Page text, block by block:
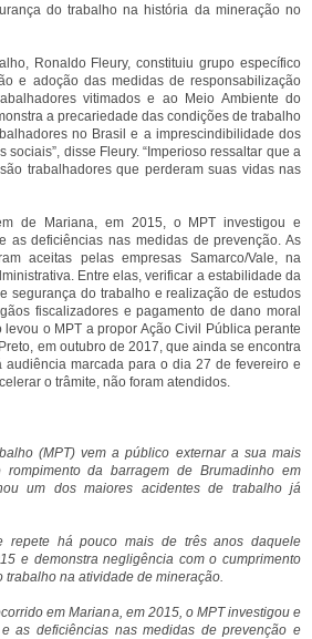
do trabalho na história da mineração no
Ronaldo Fleury, constituiu grupo específico
e adoção das medidas de responsabilização
vitimados e ao Meio Ambiente do
a precariedade das condições de trabalho
no Brasil e a imprescindibilidade dos
sociais”, disse Fleury. “Imperioso ressaltar que a
trabalhadores que perderam suas vidas nas
de Mariana, em 2015, o MPT investigou e
as deficiências nas medidas de prevenção. As
aceitas pelas empresas Samarco/Vale, na
Entre elas, verificar a estabilidade da
segurança do trabalho e realização de estudos
fiscalizadores e pagamento de dano moral
o MPT a propor Ação Civil Pública perante
em outubro de 2017, que ainda se encontra
audiência marcada para o dia 27 de fevereiro e
o trâmite, não foram atendidos.
(MPT) vem a público externar a sua mais
da barragem de Brumadinho em
um dos maiores acidentes de trabalho já
repete há pouco mais de três anos daquele
e demonstra negligência com o cumprimento
trabalho na atividade de mineração.
em Mariana, em 2015, o MPT investigou e
as deficiências nas medidas de prevenção e